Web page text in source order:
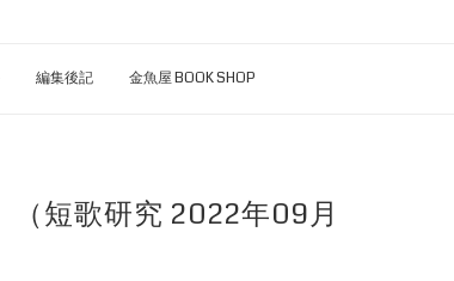
編集後記 金魚屋 BOOK SHOP
短歌研究 2022年09月